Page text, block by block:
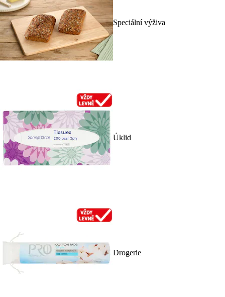
Speciální výživa
Úklid
Drogerie